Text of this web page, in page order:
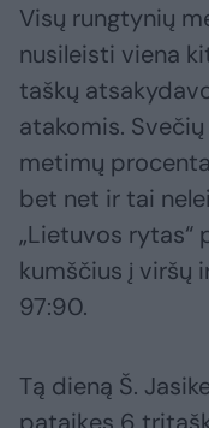
Visų rungtynių
nusileisti viena
taškų
atakomis.
metimų
bet net ir tai
„Lietuvos rytas“
kumščius į viršų
97:90.
Tą dieną Š.